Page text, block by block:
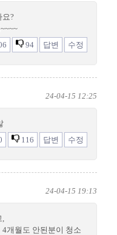
요?
94 답변 수정
24-04-15 12:25
116 답변 수정
24-04-15 19:13
,
개월도 안된분이 청소